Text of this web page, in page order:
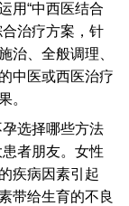
用“中西医结合
治疗方案，针
治、全般调理、
中医或西医治疗
。
选择哪些方法
者朋友。女性
疾病因素引起
带给生育的不良